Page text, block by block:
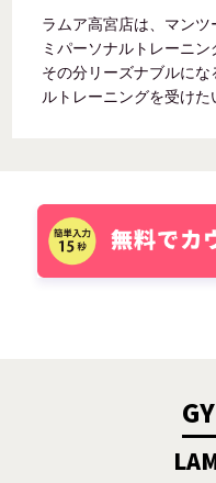
ラムア高宮店は、マン
ミパーソナルトレーニン
その分リーズナブルに
ルトレーニングを受けた